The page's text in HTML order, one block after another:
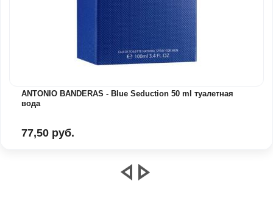
ANTONIO BANDERAS - Blue Seduction 50 ml туалетная
вода
77,50 руб.